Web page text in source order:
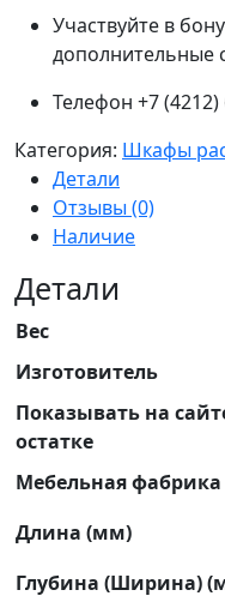
Участвуйте в
дополнительные
Телефон +7 (4212)
Категория: Шкафы
Детали
Отзывы (0)
Наличие
Детали
Вес
Изготовитель
Показывать на
остатке
Мебельная фабрика
Длина (мм)
Глубина (Ширина)